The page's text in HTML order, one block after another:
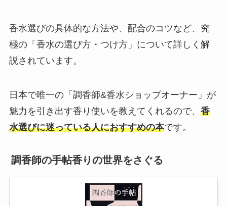
香水選びの具体的な方法や、配合のコツなど、究
極の「香水の選び方・つけ方」について詳しく解
説されています。
日本で唯一の「調香師&香水ショップオーナー」が
魅力を引き出す香り使いを教えてくれるので、 香
水選びに迷っている人におすすめの本です。
調香師の手帖香りの世界をさぐる